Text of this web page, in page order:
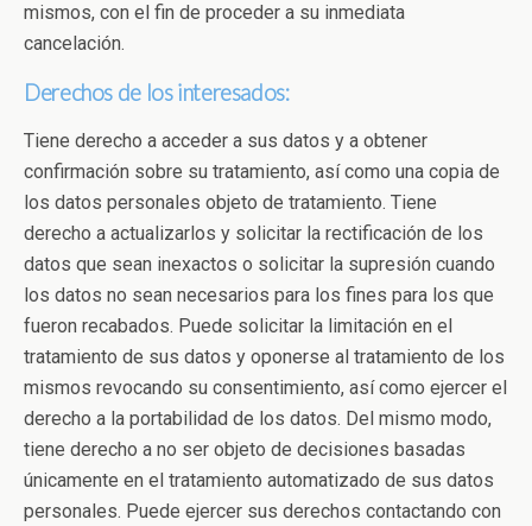
mismos, con el fin de proceder a su inmediata
cancelación.
Derechos de los interesados:
Tiene derecho a acceder a sus datos y a obtener
confirmación sobre su tratamiento, así como una copia de
los datos personales objeto de tratamiento. Tiene
derecho a actualizarlos y solicitar la rectificación de los
datos que sean inexactos o solicitar la supresión cuando
los datos no sean necesarios para los fines para los que
fueron recabados. Puede solicitar la limitación en el
tratamiento de sus datos y oponerse al tratamiento de los
mismos revocando su consentimiento, así como ejercer el
derecho a la portabilidad de los datos. Del mismo modo,
tiene derecho a no ser objeto de decisiones basadas
únicamente en el tratamiento automatizado de sus datos
personales. Puede ejercer sus derechos contactando con